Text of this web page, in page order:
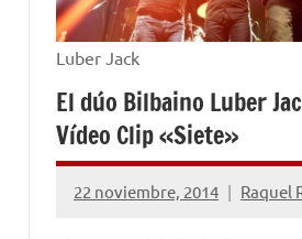
Luber Jack
El dúo Bilbaino Luber
Vídeo Clip «Siete»
22 noviembre, 2014 Raquel
No